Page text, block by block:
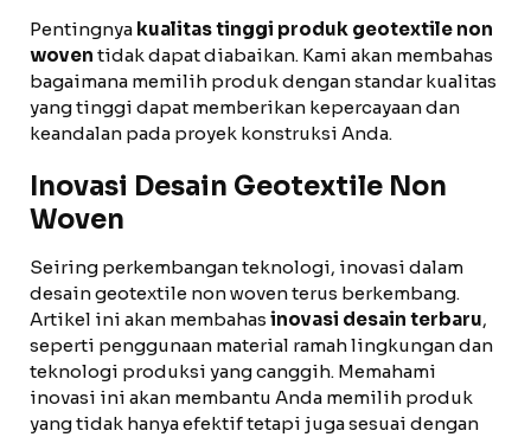
Pentingnya kualitas tinggi produk geotextile non
woven tidak dapat diabaikan. Kami akan membahas
bagaimana memilih produk dengan standar kualitas
yang tinggi dapat memberikan kepercayaan dan
keandalan pada proyek konstruksi Anda.
Inovasi Desain Geotextile Non
Woven
Seiring perkembangan teknologi, inovasi dalam
desain geotextile non woven terus berkembang.
Artikel ini akan membahas inovasi desain terbaru,
seperti penggunaan material ramah lingkungan dan
teknologi produksi yang canggih. Memahami
inovasi ini akan membantu Anda memilih produk
yang tidak hanya efektif tetapi juga sesuai dengan